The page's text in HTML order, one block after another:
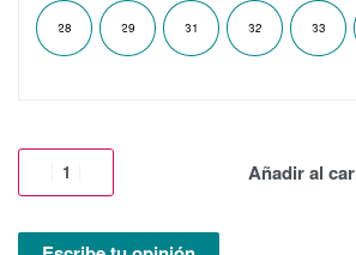
28 29 31 32 33
Añadir al